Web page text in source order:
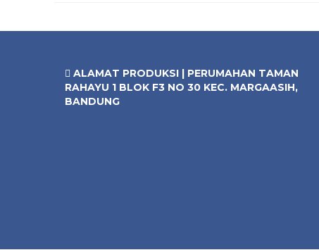
ALAMAT PRODUKSI | PERUMAHAN TAMAN
RAHAYU 1 BLOK F3 NO 30 KEC. MARGAASIH,
BANDUNG